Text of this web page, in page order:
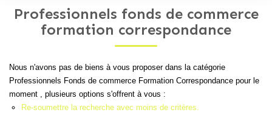
Immeubles
Terrains
LOUER
Appartements
Sélectionnez...
Type de bien
Créer une alerte
Professionnels fonds de commerce
formation correspondance
Nous n'avons pas de biens à vous proposer dans la catégorie
Professionnels Fonds de commerce Formation Correspondance pour le
moment , plusieurs options s'offrent à vous :
Re-soumettre la recherche avec moins de critères.